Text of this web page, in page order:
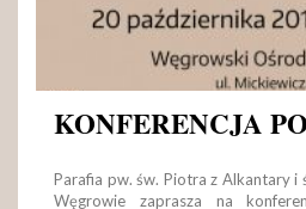
Parafia pw. św. Piotra z Alkantary i
Węgrowie zaprasza na